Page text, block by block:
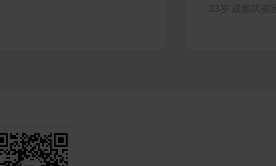
33岁 成都武侯区